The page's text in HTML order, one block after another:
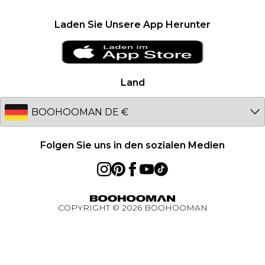
Datenschutzhinweis – Aktualisiert Januar 2026
Studentenrabatt - Unidays
Studentenrabatt - Student Beans
Student Discount
Essential worker rabatt
BOOHOOMAN App
Australia
EU
Land
Folgen Sie uns in den sozialen Medien
Laden Sie Unsere App Herunter
COPYRIGHT © 2026BOOHOOMAN